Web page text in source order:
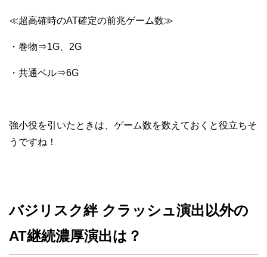
≪超高確時のAT確定の前兆ゲーム数≫
・巻物⇒1G、2G
・共通ベル⇒6G
強小役を引いたときは、ゲーム数を数えておくと役立ちそ
うですね！
バジリスク絆 クラッシュ演出以外の
AT継続濃厚演出は？